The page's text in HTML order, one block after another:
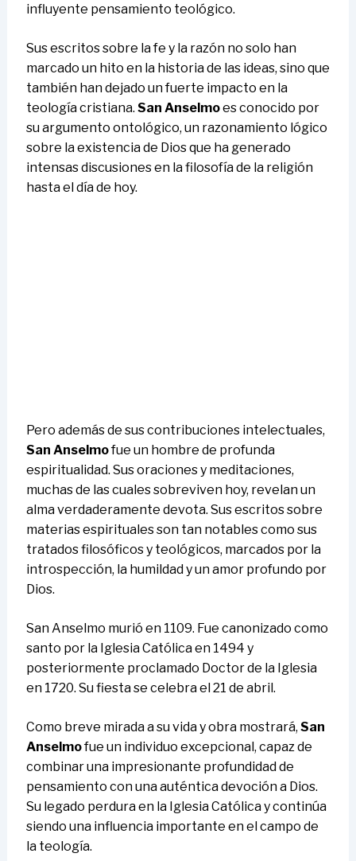
influyente pensamiento teológico.
Sus escritos sobre la fe y la razón no solo han
marcado un hito en la historia de las ideas, sino que
también han dejado un fuerte impacto en la
teología cristiana. San Anselmoes conocido por
su argumento ontológico, un razonamiento lógico
sobre la existencia de Dios que ha generado
intensas discusiones en la filosofía de la religión
hasta el día de hoy.
Pero además de sus contribuciones intelectuales,
San Anselmofue un hombre de profunda
espiritualidad. Sus oraciones y meditaciones,
muchas de las cuales sobreviven hoy, revelan un
alma verdaderamente devota. Sus escritos sobre
materias espirituales son tan notables como sus
tratados filosóficos y teológicos, marcados por la
introspección, la humildad y un amor profundo por
Dios.
San Anselmo murió en 1109. Fue canonizado como
santo por la Iglesia Católica en 1494 y
posteriormente proclamado Doctor de la Iglesia
en 1720. Su fiesta se celebra el 21 de abril.
Como breve mirada a su vida y obra mostrará, San
Anselmofue un individuo excepcional, capaz de
combinar una impresionante profundidad de
pensamiento con una auténtica devoción a Dios.
Su legado perdura en la Iglesia Católica y continúa
siendo una influencia importante en el campo de
la teología.